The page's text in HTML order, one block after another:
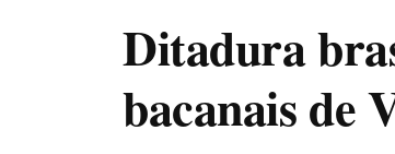
Ditadura
bacanais de